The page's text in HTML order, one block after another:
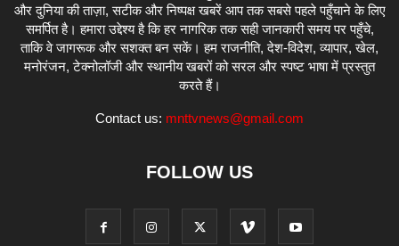
और दुनिया की ताज़ा, सटीक और निष्पक्ष खबरें आप तक सबसे पहले पहुँचाने के लिए
समर्पित है। हमारा उद्देश्य है कि हर नागरिक तक सही जानकारी समय पर पहुँचे,
ताकि वे जागरूक और सशक्त बन सकें। हम राजनीति, देश-विदेश, व्यापार, खेल,
मनोरंजन, टेक्नोलॉजी और स्थानीय खबरों को सरल और स्पष्ट भाषा में प्रस्तुत
करते हैं।
Contact us: mnttvnews@gmail.com
FOLLOW US